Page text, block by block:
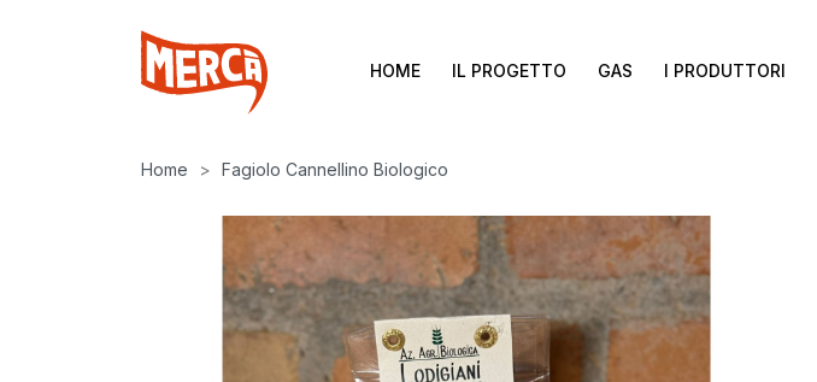
HOME IL PROGETTO GAS I PRODUTTORI
Home Fagiolo Cannellino Biologico